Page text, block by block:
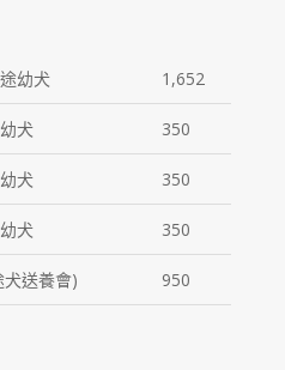
幼犬 1,652
犬 350
犬 350
犬 350
送養會) 950